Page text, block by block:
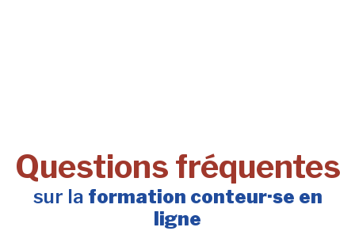
Questions fréquentes
sur la formation conteur·se en
ligne